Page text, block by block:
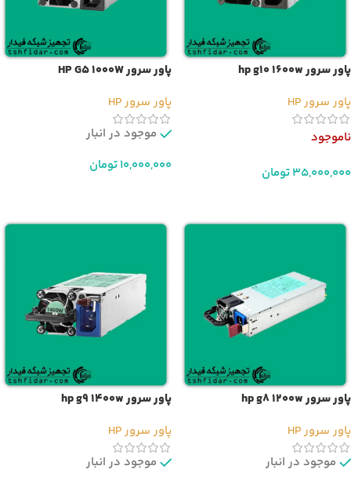
پاور سرور hp g10 1600w
پاور سرور HP
ناموجود
35,000,000تومان
پاور سرور HP G5 1000W
پاور سرور HP
موجود در انبار
10,000,000تومان
پاور سرور hp g8 1200w
پاور سرور HP
موجود در انبار
پاور سرور hp g9 1400w
پاور سرور HP
موجود در انبار